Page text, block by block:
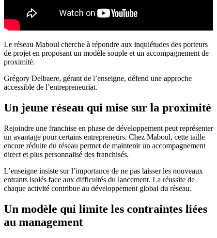
Le réseau Maboul cherche à répondre aux inquiétudes des porteurs
de projet en proposant un modèle souple et un accompagnement de
proximité.
Grégory Delbaere, gérant de l’enseigne, défend une approche
accessible de l’entrepreneuriat.
Un jeune réseau qui mise sur la proximité
Rejoindre une franchise en phase de développement peut représenter
un avantage pour certains entrepreneurs. Chez Maboul, cette taille
encore réduite du réseau permet de maintenir un accompagnement
direct et plus personnalisé des franchisés.
L’enseigne insiste sur l’importance de ne pas laisser les nouveaux
entrants isolés face aux difficultés du lancement. La réussite de
chaque activité contribue au développement global du réseau.
Un modèle qui limite les contraintes liées
au management